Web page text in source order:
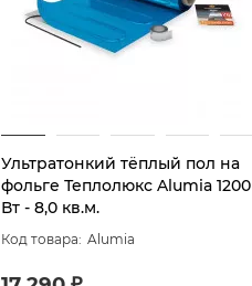
Ультратонкий тёплый пол на
фольге Теплолюкс Alumia 1200
Вт - 8,0 кв.м.
Alumia